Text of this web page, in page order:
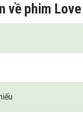
về phim